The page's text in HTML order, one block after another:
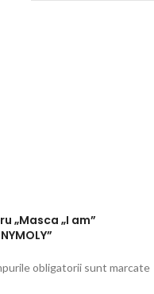
„Masca „I am”
obligatorii sunt marcate